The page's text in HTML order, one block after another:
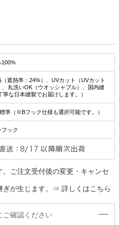
100%
（遮熱率：24%）、UVカット（UVカット
、丸洗いOK（ウオッシャブル）、国内縫
寧な日本縫製でお届けします。）
準（※Bフック仕様も選択可能です。）
ック
ご注文受付後の変更・キャンセ
が生じます。
⇒ 詳しくはこちら
ご確認ください